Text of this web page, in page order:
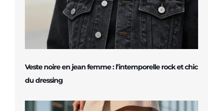
Veste noire en jean femme : l’intemporelle rock et chic
du dressing